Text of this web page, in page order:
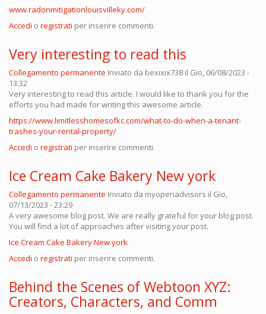
www.radonmitigationlouisvilleky.com/
Accedi o registrati per inserire commenti.
Very interesting to read this
Collegamento permanente Inviato da bexixix738 il Gio, 06/08/2023 -
13:32
Very interesting to read this article. I would like to thank you for the
efforts you had made for writing this awesome article.
https://www.limitlesshomesofkc.com/what-to-do-when-a-tenant-
trashes-your-rental-property/
Accedi o registrati per inserire commenti.
Ice Cream Cake Bakery New york
Collegamento permanente Inviato da myopenadvisors il Gio,
07/13/2023 - 23:29
A very awesome blog post. We are really grateful for your blog post.
You will find a lot of approaches after visiting your post.
Ice Cream Cake Bakery New york
Accedi o registrati per inserire commenti.
Behind the Scenes of Webtoon XYZ:
Creators, Characters, and Comm